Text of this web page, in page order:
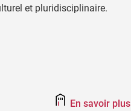
et pluridisciplinaire.
En savoir plus